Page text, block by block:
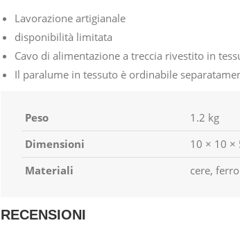
Lavorazione artigianale
disponibilità limitata
Cavo di alimentazione a treccia rivestito in
Il paralume in tessuto è ordinabile
Peso
1.2 kg
Dimensioni
10 × 10 ×
Materiali
cere,
RECENSIONI